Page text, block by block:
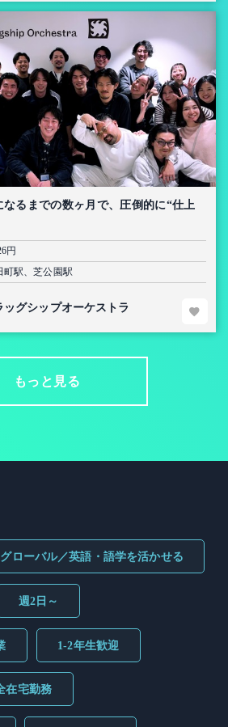
なるまでの数ヶ月で、圧倒的に“仕上
円
町駅、芝公園駅
グシップオーケストラ
もっと見る
グローバル／英語・語学を活かせる
週2日～
1-2年生歓迎
在宅勤務